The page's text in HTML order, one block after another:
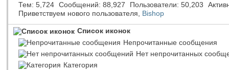
Тем 5,724 Сообщений 88,927 Пользователи 50,203
Приветствуем нового пользователя, Bishop
Список иконок
Непрочитанные сообщения
Нет непрочитанных
Категория